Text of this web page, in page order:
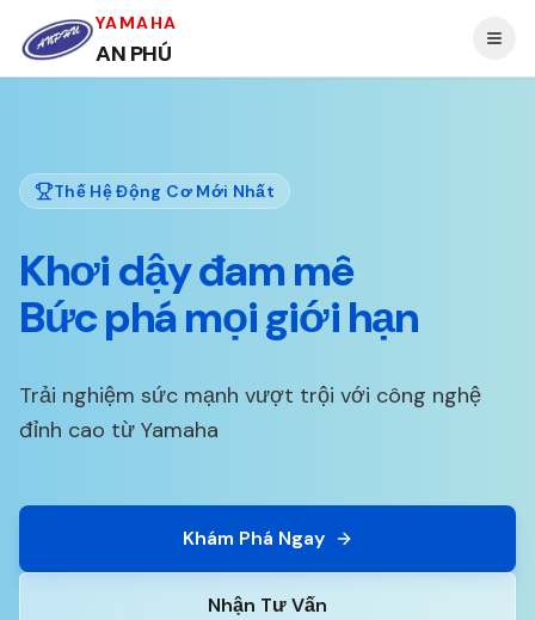
YAMAHA
AN PHÚ
Thế Hệ Động Cơ Mới Nhất
Khơi dậy đam mê
Bức phá mọi giới hạn
Trải nghiệm sức mạnh vượt trội với công nghệ
đỉnh cao từ Yamaha
Khám Phá Ngay
Nhận Tư Vấn